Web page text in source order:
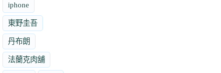
iphone
東野圭吾
丹布朗
法蘭克肉舖